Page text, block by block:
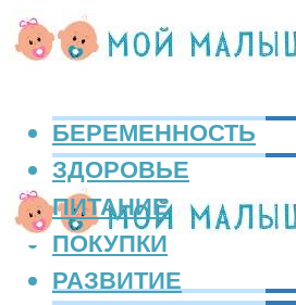
БЕРЕМЕННОСТЬ
ЗДОРОВЬЕ
ПИТАНИЕ
ПОКУПКИ
РАЗВИТИЕ